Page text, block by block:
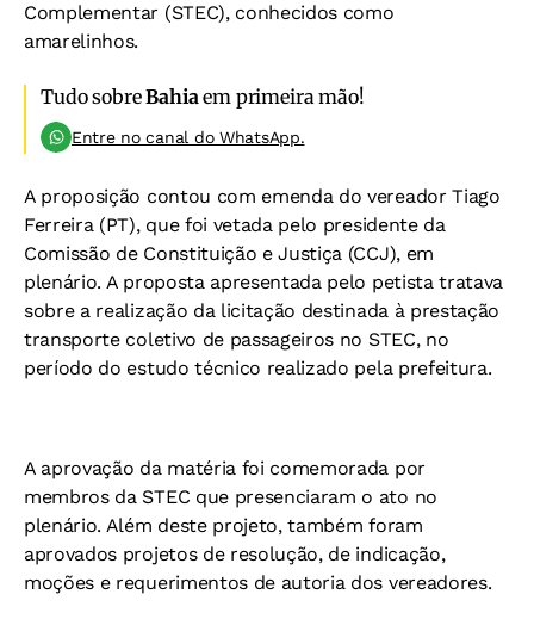
Complementar (STEC), conhecidos como
amarelinhos.
Tudo sobreBahiaem primeira mão!
Entre no canal do WhatsApp.
A proposição contou com emenda do vereador Tiago
Ferreira (PT), que foi vetada pelo presidente da
Comissão de Constituição e Justiça (CCJ), em
plenário. A proposta apresentada pelo petista tratava
sobre a realização da licitação destinada à prestação
transporte coletivo de passageiros no STEC, no
período do estudo técnico realizado pela prefeitura.
A aprovação da matéria foi comemorada por
membros da STEC que presenciaram o ato no
plenário. Além deste projeto, também foram
aprovados projetos de resolução, de indicação,
moções e requerimentos de autoria dos vereadores.